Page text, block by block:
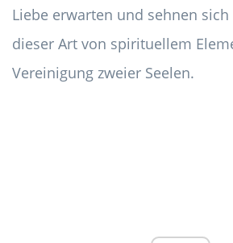
Liebe erwarten und sehnen
dieser Art von spirituellem
Vereinigung zweier Seelen.